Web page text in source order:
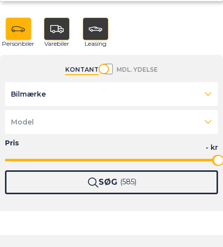
Personbiler Varebiler Leasing
KONTANT MDL. YDELSE
Bilmærke
Model
SØG 585